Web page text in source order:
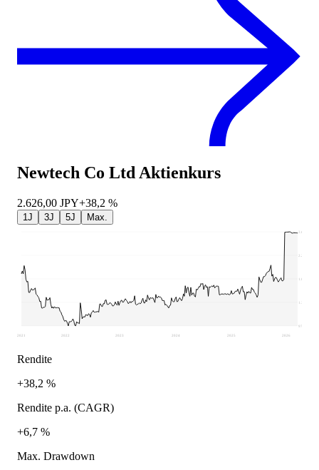
Newtech Co Ltd Aktienkurs
2.626,00 JPY+38,2 %
1J 3J 5J Max.
974
1.393
1.811
2.230
2.648
2021 2022 2023 2024 2025 2026
Rendite
+38,2 %
Rendite p.a. (CAGR)
+6,7 %
Max. Drawdown